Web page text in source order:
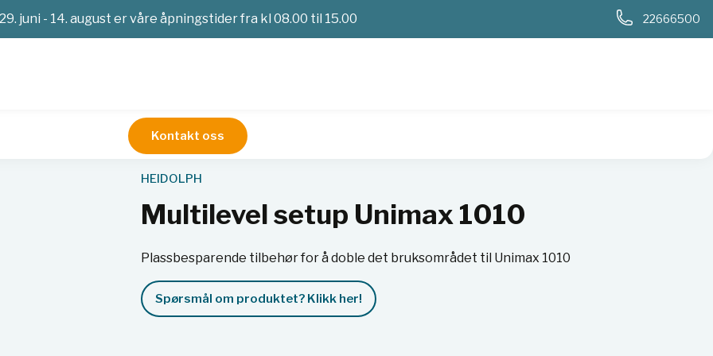
29. juni - 14. august er våre åpningstider fra kl 08.00 til 15.00 22666500
Kontakt oss
Multilevel setup Unimax 1010
HEIDOLPH
Multilevel setup Unimax 1010
Plassbesparende tilbehør for å doble det bruksområdet til Unimax 1010
Spørsmål om produktet? Klikk her!